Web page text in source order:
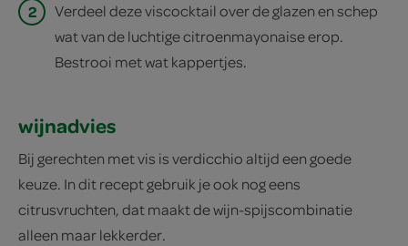
2
Verdeel deze viscocktail over de glazen en schep
wat van de luchtige citroenmayonaise erop.
Bestrooi met wat kappertjes.
wijnadvies
Bij gerechten met vis is verdicchio altijd een goede
keuze. In dit recept gebruik je ook nog eens
citrusvruchten, dat maakt de wijn-spijscombinatie
alleen maar lekkerder.